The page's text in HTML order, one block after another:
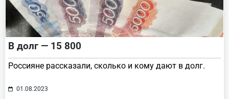
В долг — 15 800
Россияне рассказали, сколько и кому дают в долг.
01.08.2023